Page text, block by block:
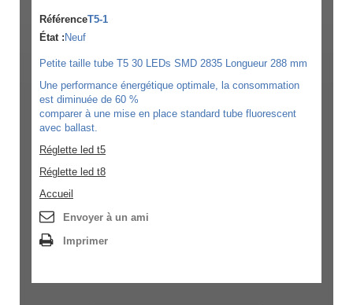
RéférenceT5-1
État : Neuf
Petite taille tube T5 30 LEDs SMD 2835 Longueur 288 mm
Une performance énergétique optimale, la consommation
est diminuée de 60 %
comparer à une mise en place standard tube fluorescent
avec ballast.
Réglette led t5
Réglette led t8
Accueil
Envoyer à un ami
Imprimer